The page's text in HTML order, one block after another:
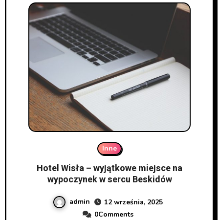
Inne
Hotel Wisła – wyjątkowe miejsce na
wypoczynek w sercu Beskidów
admin
12 września, 2025
0Comments